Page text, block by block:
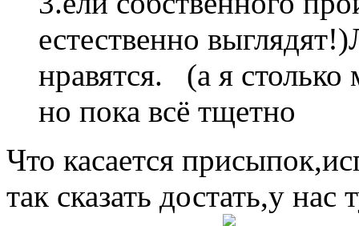
естественно
нравятся. (а я столько
но пока всё тщетно
Что касается
так сказать достать,у